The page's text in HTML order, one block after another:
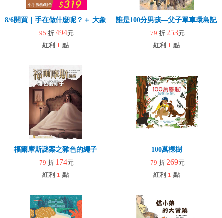
8/6開買｜手在做什麼呢？＋ 大象拉拉樂(玩具)
95 折 494元
紅利 1 點
誰是100分男孩—父子單車環島記
79 折 253元
紅利 1 點
福爾摩斯謎案之雜色的繩子
79 折 174元
紅利 1 點
100萬棵樹
79 折 269元
紅利 1 點